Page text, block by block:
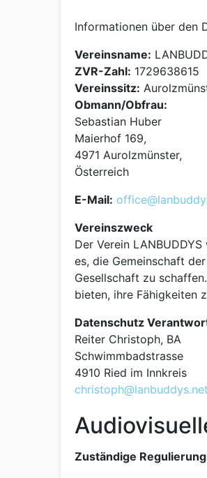
Informationen über den
Vereinsname:
ZVR-Zahl: 1729638615
Vereinssitz:
Obmann/Obfrau:
Sebastian Huber
Maierhof 169,
4971 Aurolzmünster,
Österreich
E-Mail:
Vereinszweck
Der Verein
es, die Gemeinschaft
Gesellschaft zu
bieten, ihre Fähigkeiten
Datenschutz
Reiter Christoph, BA
Schwimmbadstrasse
4910 Ried im Innkreis
christoph@lanbuddys.net
Zuständige